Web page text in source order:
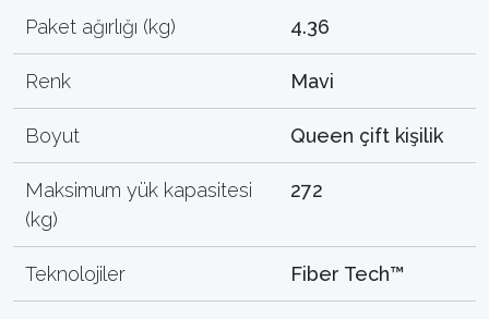
Paket ağırlığı (kg) 4.36
Renk Mavi
Boyut Queen çift kişilik
Maksimum yük kapasitesi
(kg)
272
Teknolojiler Fiber Tech™